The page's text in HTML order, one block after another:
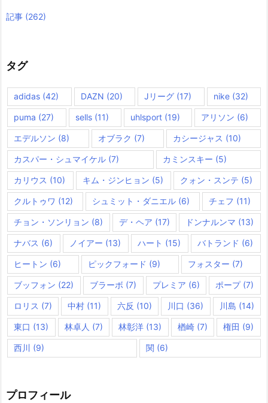
記事 (262)
タグ
adidas (42) DAZN (20) Jリーグ (17) nike(32)
puma (27) sells(11) uhlsport(19) アリソン (6)
エデルソン (8) オブラク (7) カシージャス (10)
カスパー・シュマイケル (7) カミンスキー (5)
カリウス (10) キム・ジンヒョン (5) クォン・スンテ (5)
クルトゥワ (12) シュミット・ダニエル (6) チェフ (11)
チョン・ソンリョン (8) デ・ヘア (17) ドンナルンマ (13)
ナバス (6) ノイアー (13) ハート (15) バトランド (6)
ヒートン (6) ピックフォード (9) フォスター (7)
ブッフォン (22) ブラーボ (7) プレミア (6) ポープ(7)
ロリス (7) 中村 (11) 六反 (10) 川口 (36) 川島 (14)
東口 (13) 林卓人 (7) 林彰洋 (13) 楢崎(7) 権田 (9)
西川 (9) 関 (6)
プロフィール